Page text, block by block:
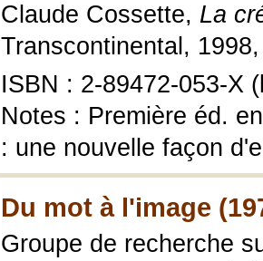
Claude Cossette, La
Transcontinental,
ISBN : 2-89472-053-X
Notes : Première éd.
: une nouvelle façon
Du mot à l'image
Groupe de recherche